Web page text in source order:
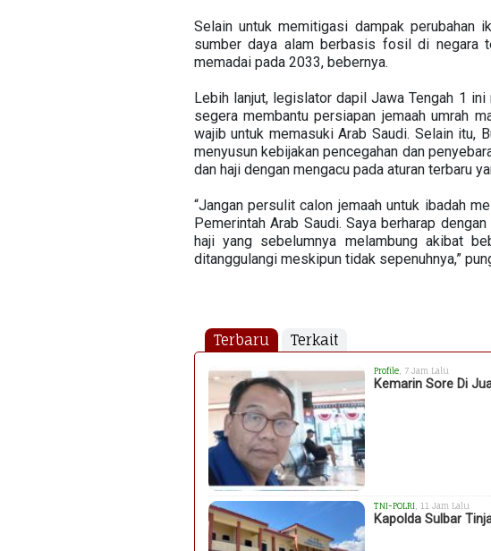
Selain untuk memitigasi dampak perubahan
sumber daya alam berbasis fosil di negara
memadai pada 2033, bebernya.
Lebih lanjut, legislator dapil Jawa Tengah 1 ini
segera membantu persiapan jemaah umrah
wajib untuk memasuki Arab Saudi. Selain itu,
menyusun kebijakan pencegahan dan
dan haji dengan mengacu pada aturan terbaru
“Jangan persulit calon jemaah untuk ibadah
Pemerintah Arab Saudi. Saya berharap
haji yang sebelumnya melambung akibat
ditanggulangi meskipun tidak sepenuhnya,”
Terbaru Terkait
Profile , 7 Jam Lalu
Kemarin Sore Di
TNI-POLRI, 11 Jam Lalu
Kapolda Sulbar